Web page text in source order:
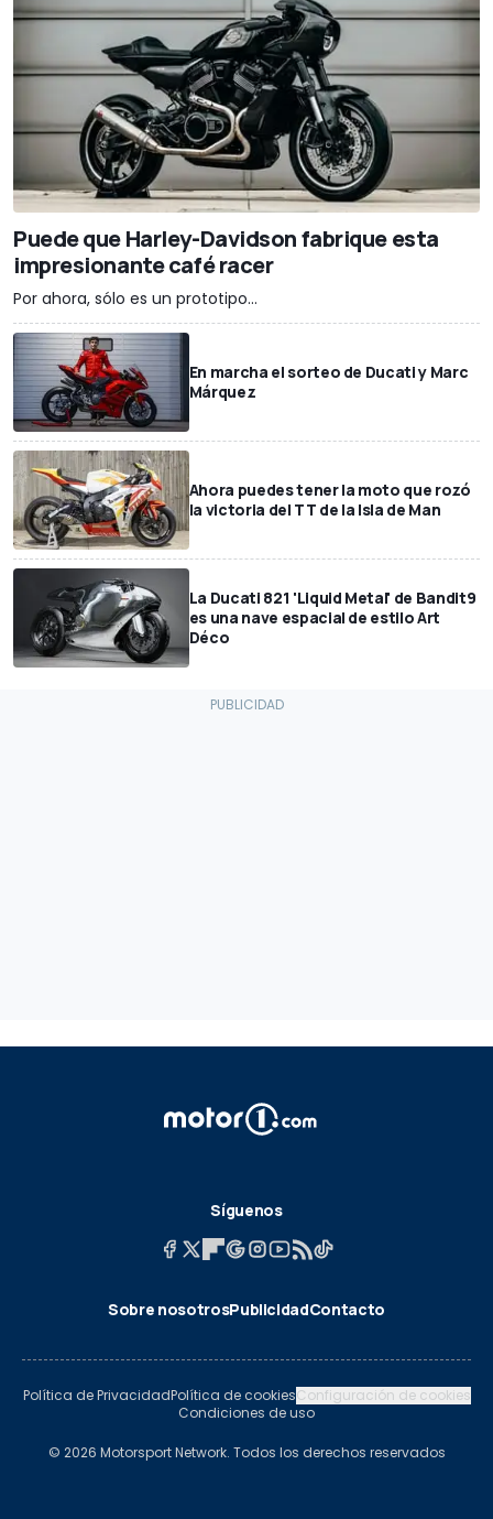
Puede que Harley-Davidson fabrique esta
impresionante café racer
Por ahora, sólo es un prototipo...
En marcha el sorteo de Ducati y Marc
Márquez
Ahora puedes tener la moto que rozó
la victoria del TT de la Isla de Man
La Ducati 821 'Liquid Metal' de Bandit9
es una nave espacial de estilo Art
Déco
Síguenos
Sobre nosotrosPublicidadContacto
Política de PrivacidadPolítica de cookiesConfiguración de cookies
Condiciones de uso
© 2026 Motorsport Network. Todos los derechos reservados